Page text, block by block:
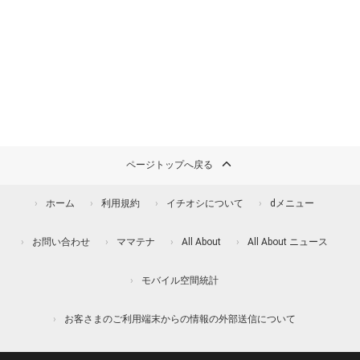
ページトップへ戻る
ホーム 利用規約 イチオシについて dメニュー
お問い合わせ ママテナ All About All About ニュース
モバイル空間統計
お客さまのご利用端末からの情報の外部送信について